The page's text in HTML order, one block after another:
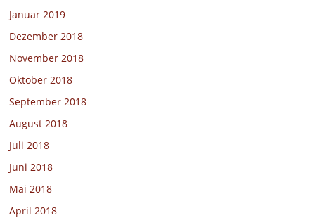
Januar 2019
Dezember 2018
November 2018
Oktober 2018
September 2018
August 2018
Juli 2018
Juni 2018
Mai 2018
April 2018